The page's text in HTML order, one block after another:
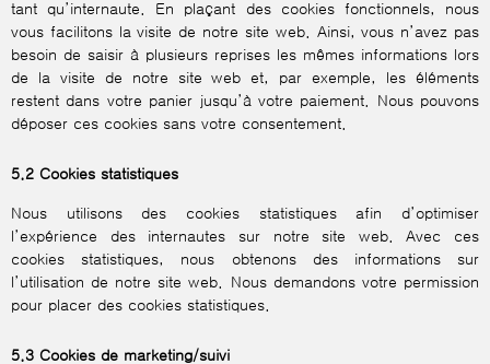
tant qu’internaute. En plaçant des cookies fonctionnels, nous
vous facilitons la visite de notre site web. Ainsi, vous n’avez pas
besoin de saisir à plusieurs reprises les mêmes informations lors
de la visite de notre site web et, par exemple, les éléments
restent dans votre panier jusqu’à votre paiement. Nous pouvons
déposer ces cookies sans votre consentement.
5.2 Cookies statistiques
Nous utilisons des cookies statistiques afin d’optimiser
l’expérience des internautes sur notre site web. Avec ces
cookies statistiques, nous obtenons des informations sur
l’utilisation de notre site web. Nous demandons votre permission
pour placer des cookies statistiques.
5.3 Cookies de marketing/suivi